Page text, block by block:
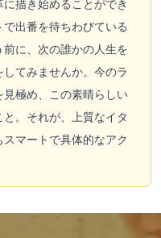
描き始めることができ
出番を待ちわびている
に、次の誰かの人生を
てみませんか。今のラ
極め、この素晴らしい
。それが、上質なイタ
マートで具体的なアク